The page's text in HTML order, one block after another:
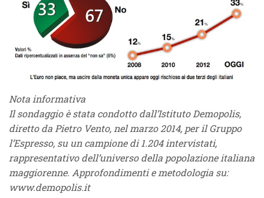
Nota informativa
Il sondaggio è stata condotto dall’Istituto Demopolis,
diretto da Pietro Vento, nel marzo 2014, per il Gruppo
l’Espresso, su un campione di 1.204 intervistati,
rappresentativo dell’universo della popolazione italiana
maggiorenne. Approfondimenti e metodologia su:
www.demopolis.it